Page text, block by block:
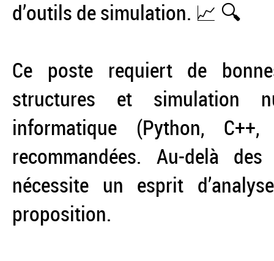
d’outils de simulation. 📈 🔍
Ce poste requiert de
structures et simulation
informatique (Python,
recommandées. Au-delà
nécessite un esprit
proposition.